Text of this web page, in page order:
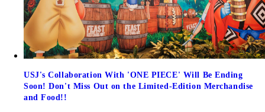
USJ's Collaboration With 'ONE PIECE' Will Be Ending
Soon! Don't Miss Out on the Limited-Edition Merchandise
and Food!!